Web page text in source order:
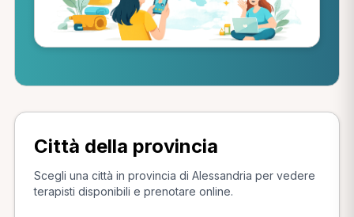
Città della provincia
Scegli una città in provincia di Alessandria per vedere
terapisti disponibili e prenotare online.